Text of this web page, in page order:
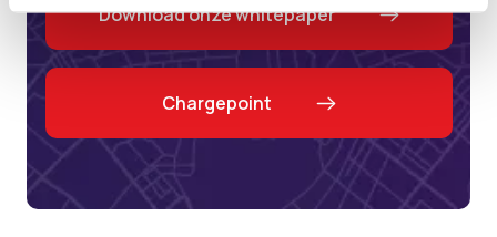
Download onze whitepaper
Chargepoint